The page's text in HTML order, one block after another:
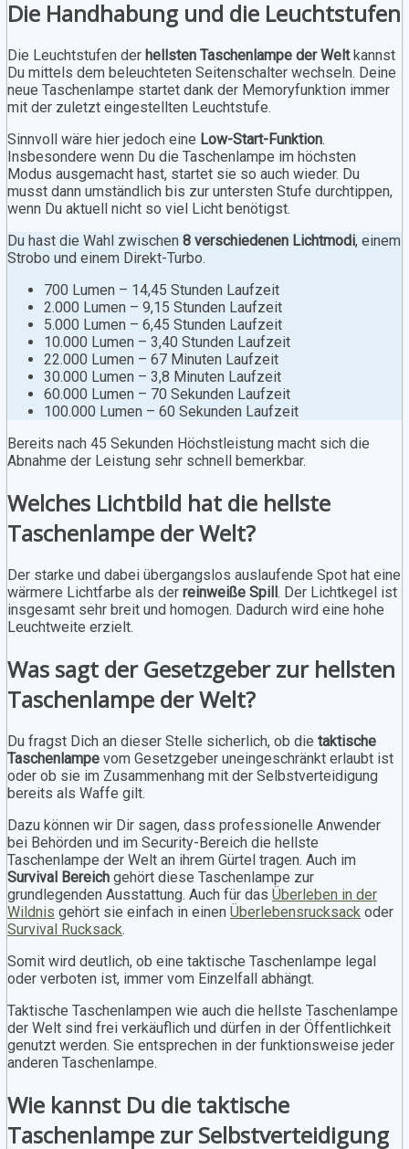
Die Handhabung und die Leuchtstufen
Die Leuchtstufen der hellsten Taschenlampe der Weltkannst
Du mittels dem beleuchteten Seitenschalter wechseln. Deine
neue Taschenlampe startet dank der Memoryfunktion immer
mit der zuletzt eingestellten Leuchtstufe.
Sinnvoll wäre hier jedoch eine Low-Start-Funktion.
Insbesondere wenn Du die Taschenlampe im höchsten
Modus ausgemacht hast, startet sie so auch wieder. Du
musst dann umständlich bis zur untersten Stufe durchtippen,
wenn Du aktuell nicht so viel Licht benötigst.
Du hast die Wahl zwischen 8 verschiedenen Lichtmodi, einem
Strobo und einem Direkt-Turbo.
700 Lumen – 14,45 Stunden Laufzeit
2.000 Lumen – 9,15 Stunden Laufzeit
5.000 Lumen – 6,45 Stunden Laufzeit
10.000 Lumen – 3,40 Stunden Laufzeit
22.000 Lumen – 67 Minuten Laufzeit
30.000 Lumen – 3,8 Minuten Laufzeit
60.000 Lumen – 70 Sekunden Laufzeit
100.000 Lumen – 60 Sekunden Laufzeit
Bereits nach 45 Sekunden Höchstleistung macht sich die
Abnahme der Leistung sehr schnell bemerkbar.
Welches Lichtbild hat die hellste
Taschenlampe der Welt?
Der starke und dabei übergangslos auslaufende Spot hat eine
wärmere Lichtfarbe als der reinweiße Spill. Der Lichtkegel ist
insgesamt sehr breit und homogen. Dadurch wird eine hohe
Leuchtweite erzielt.
Was sagt der Gesetzgeber zur hellsten
Taschenlampe der Welt?
Du fragst Dich an dieser Stelle sicherlich, ob die taktische
Taschenlampe vom Gesetzgeber uneingeschränkt erlaubt ist
oder ob sie im Zusammenhang mit der Selbstverteidigung
bereits als Waffe gilt.
Dazu können wir Dir sagen, dass professionelle Anwender
bei Behörden und im Security-Bereich die hellste
Taschenlampe der Welt an ihrem Gürtel tragen. Auch im
Survival Bereich gehört diese Taschenlampe zur
grundlegenden Ausstattung. Auch für das Überleben in der
Wildnis gehört sie einfach in einen Überlebensrucksack oder
Survival Rucksack.
Somit wird deutlich, ob eine taktische Taschenlampe legal
oder verboten ist, immer vom Einzelfall abhängt.
Taktische Taschenlampen wie auch die hellste Taschenlampe
der Welt sind frei verkäuflich und dürfen in der Öffentlichkeit
genutzt werden. Sie entsprechen in der funktionsweise jeder
anderen Taschenlampe.
Wie kannst Du die taktische
Taschenlampe zur Selbstverteidigung